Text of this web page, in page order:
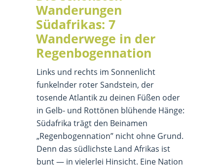
Wanderungen
Südafrikas: 7
Wanderwege in der
Regenbogennation
Links und rechts im Sonnenlicht
funkelnder roter Sandstein, der
tosende Atlantik zu deinen Füßen oder
in Gelb- und Rottönen blühende Hänge:
Südafrika trägt den Beinamen
„Regenbogennation” nicht ohne Grund.
Denn das südlichste Land Afrikas ist
bunt — in vielerlei Hinsicht. Eine Nation